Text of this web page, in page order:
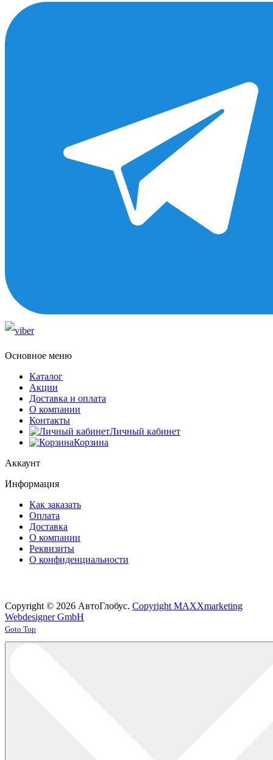
Основное меню
Каталог
Акции
Доставка и оплата
О компании
Контакты
Личный кабинет
Корзина
Аккаунт
Информация
Как заказать
Оплата
Доставка
О компании
Реквизиты
О конфиденциальности
Copyright © 2026 АвтоГлобус. Copyright MAXXmarketing
Webdesigner GmbH
Joomla! 3 Templates
Goto Top